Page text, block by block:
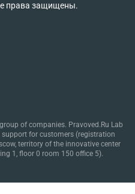
права защищены.
of companies. Pravoved.Ru Lab
support for customers (registration
territory of the innovative center
1, floor 0 room 150 office 5).